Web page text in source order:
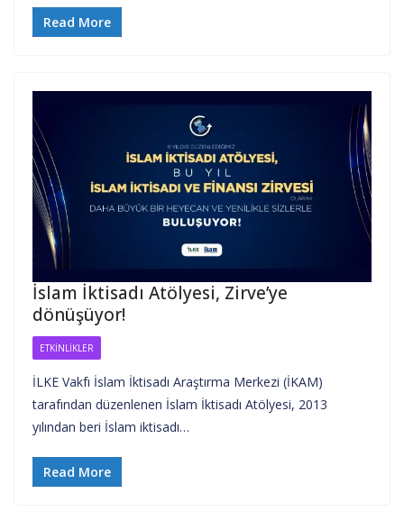
Read More
İslam İktisadı Atölyesi, Zirve’ye
dönüşüyor!
ETKINLIKLER
İLKE Vakfı İslam İktisadı Araştırma Merkezi (İKAM)
tarafından düzenlenen İslam İktisadı Atölyesi, 2013
yılından beri İslam iktisadı…
Read More